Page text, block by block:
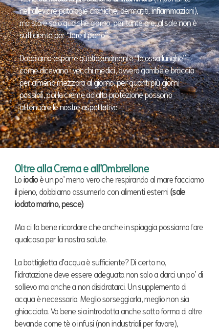
nell’alleviare patologie croniche, dermatiti, infiammazioni),
ma stare solo qualche giorno, per tante ore, al sole non è
sufficiente per “fare il pieno”.
Dobbiamo esporre quotidianamente “le ossa lunghe”
come dicevano i vecchi medici, ovvero gambe e braccia
per almeno mezzora al giorno, per quanti più giorni
possibili, poi le creme ad alta protezione possono
attenuare le nostre aspettative.
Oltre alla Crema e all'Ombrellone
Loiodioè un po’ meno vero che respirando al mare facciamo
il pieno, dobbiamo assumerlo con alimenti esterni(sale
iodato marino, pesce).
Ma ci fa bene ricordare che anche in spiaggia possiamo fare
qualcosa per la nostra salute.
La bottiglietta d’acqua è sufficiente? Di certo no,
l’idratazione deve essere adeguata non solo a darci un po’ di
sollievo ma anche a non disidratarci. Un supplemento di
acqua è necessario. Meglio sorseggiarla, meglio non sia
ghiacciata. Va bene sia introdotta anche sotto forma di altre
bevande come tè o infusi (non industriali per favore),